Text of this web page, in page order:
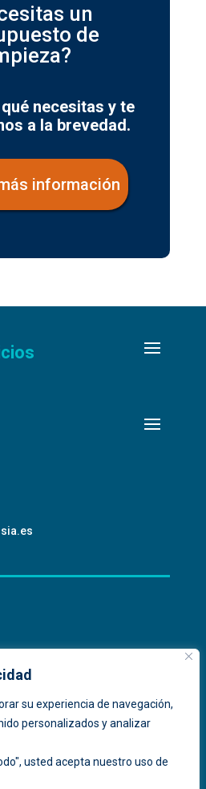
su experiencia de navegación,
personalizados y analizar
usted acepta nuestro uso de
un
de
necesitas y te
a la brevedad.
información